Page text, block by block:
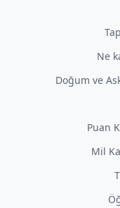
Ne
Doğum ve
Puan
Mil